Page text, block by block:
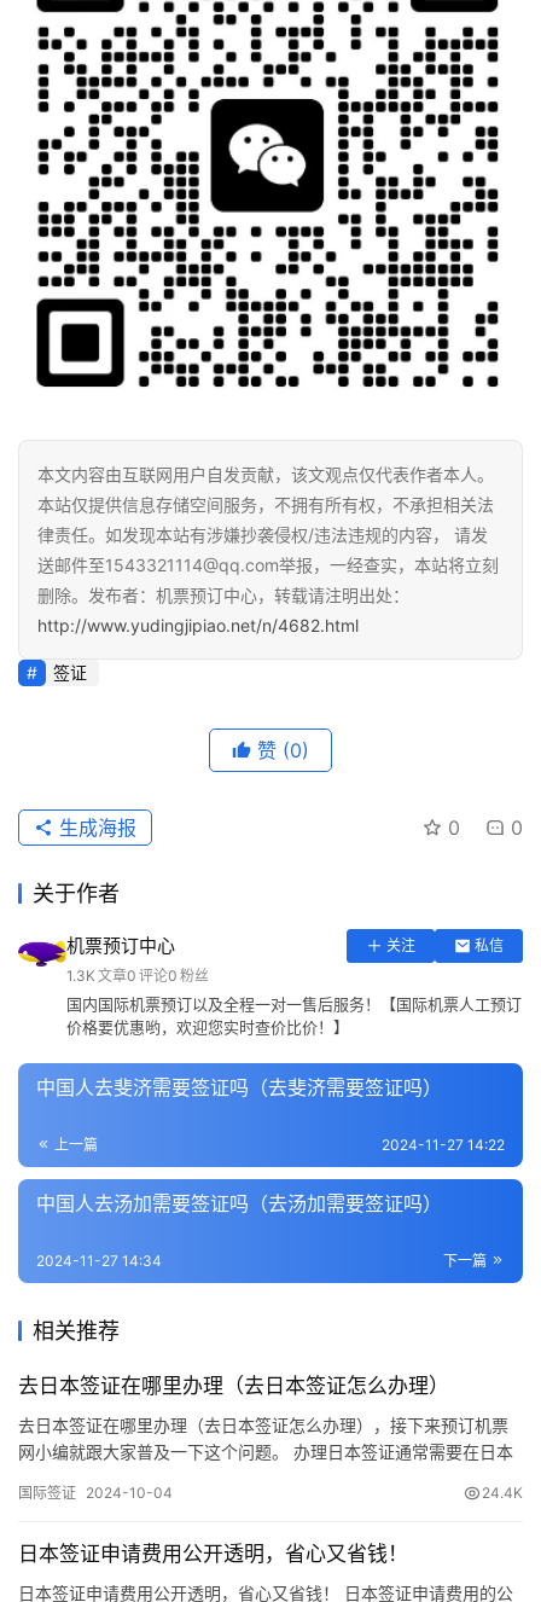
本文内容由互联网用户自发贡献，该文观点仅代表作者本人。
本站仅提供信息存储空间服务，不拥有所有权，不承担相关法
律责任。如发现本站有涉嫌抄袭侵权/违法违规的内容， 请发
送邮件至1543321114@qq.com举报，一经查实，本站将立刻
删除。发布者：机票预订中心，转载请注明出处：
http://www.yudingjipiao.net/n/4682.html
签证
赞 (0)
0 0
生成海报
关于作者
机票预订中心 关注
私信
1.3K 文章0 评论0 粉丝
国内国际机票预订以及全程一对一售后服务！【国际机票人工预订
价格要优惠哟，欢迎您实时查价比价！】
中国人去斐济需要签证吗（去斐济需要签证吗）
上一篇 2024-11-27 14:22
中国人去汤加需要签证吗（去汤加需要签证吗）
下一篇
2024-11-27 14:34
相关推荐
去日本签证在哪里办理（去日本签证怎么办理）
去日本签证在哪里办理（去日本签证怎么办理），接下来预订机票
网小编就跟大家普及一下这个问题。 办理日本签证通常需要在日本
保签证申请过程顺利进行。对于任何特殊情况或疑问，直接联系日
小编整理的《去日本签证在哪里办理（去日本签证怎么办理）》的
内容，…
国际签证 2024-10-04 24.4K
日本签证申请费用公开透明，省心又省钱！
日本签证申请费用公开透明，省心又省钱！ 日本签证申请费用的公